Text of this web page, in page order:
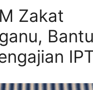
Zakat